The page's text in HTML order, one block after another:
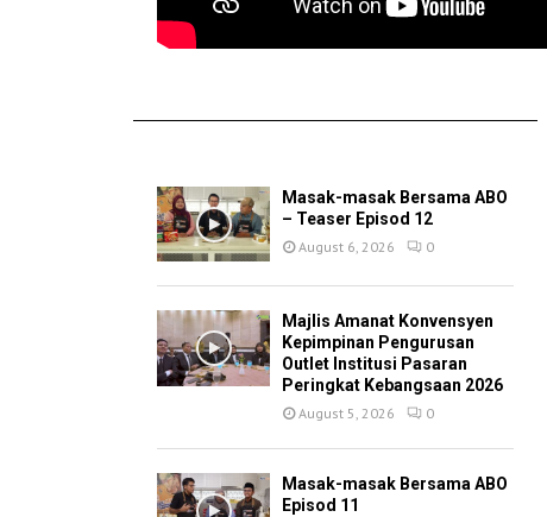
Masak-masak Bersama ABO
– Teaser Episod 12
August 6, 2026 0
Majlis Amanat Konvensyen
Kepimpinan Pengurusan
Outlet Institusi Pasaran
Peringkat Kebangsaan 2026
August 5, 2026 0
Masak-masak Bersama ABO
Episod 11